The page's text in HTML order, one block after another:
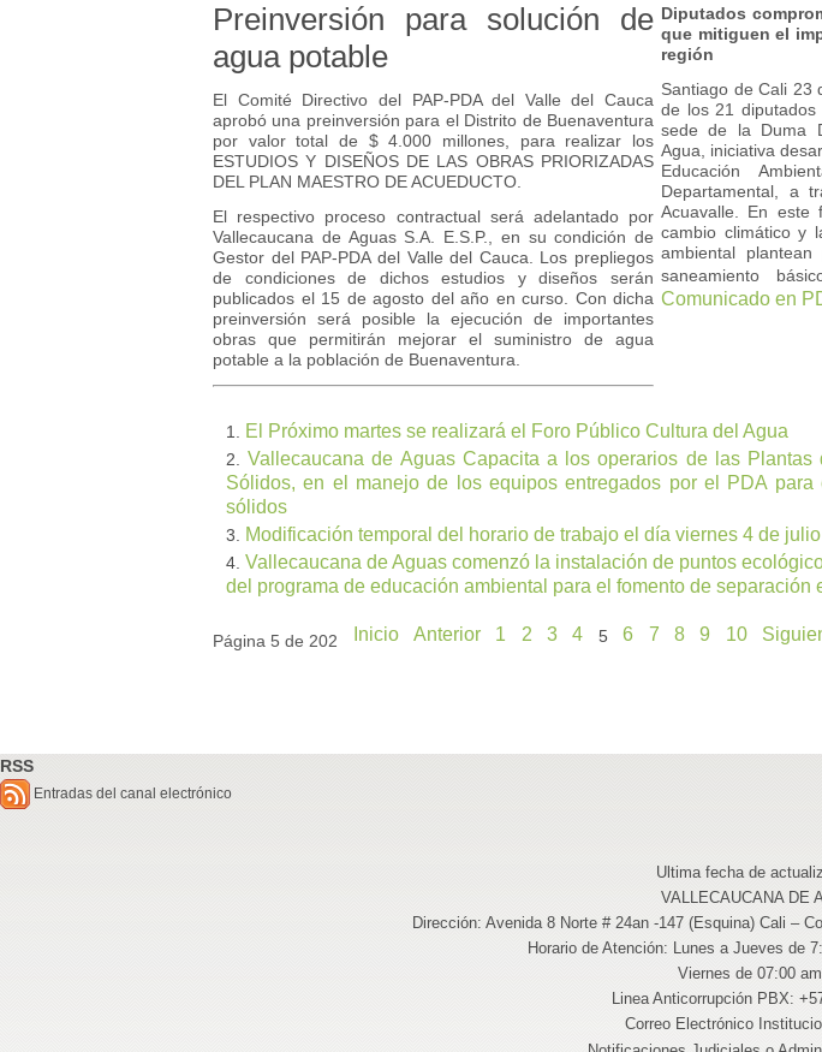
Preinversión para solución de
agua potable
El Comité Directivo del PAP-PDA del Valle del Cauca
aprobó una preinversión para el Distrito de Buenaventura
por valor total de $ 4.000 millones, para realizar los
ESTUDIOS Y DISEÑOS DE LAS OBRAS PRIORIZADAS
DEL PLAN MAESTRO DE ACUEDUCTO.
El respectivo proceso contractual será adelantado por
Vallecaucana de Aguas S.A. E.S.P., en su condición de
Gestor del PAP-PDA del Valle del Cauca. Los prepliegos
de condiciones de dichos estudios y diseños serán
publicados el 15 de agosto del año en curso. Con dicha
preinversión será posible la ejecución de importantes
obras que permitirán mejorar el suministro de agua
potable a la población de Buenaventura.
Diputados
que mitiguen el
región
Santiago de Cali 23
de los 21
sede de la Duma
Agua, iniciativa
Educación
Departamental, a
Acuavalle. En
cambio climático y
ambiental
saneamiento
Comunicado en
El Próximo martes se realizará el Foro Público Cultura del Agua
Vallecaucana de Aguas Capacita a los operarios de las
Sólidos, en el manejo de los equipos entregados por el PDA para
sólidos
Modificación temporal del horario de trabajo el día viernes 4 de
Vallecaucana de Aguas comenzó la instalación de puntos
del programa de educación ambiental para el fomento de separación
Página 5 de 202 Inicio Anterior 1 2 3 4 5 6 7 8 9 10
RSS
Entradas del canal electrónico
Ultima fecha de
VALLECAUCANA DE
Dirección: Avenida 8 Norte # 24an -147 (Esquina) Cali –
Horario de Atención: Lunes a Jueves de
Viernes de 07:00 am -
Linea Anticorrupción PBX:
Correo Electrónico